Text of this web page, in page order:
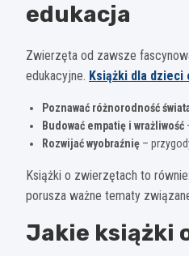
edukacja
Zwierzęta od zawsze
edukacyjne. Książki dla
Poznawać różnorodność
Budować empatię i wrażliwość
Rozwijać wyobraźnię –
Książki o zwierzętach to
porusza ważne tematy
Jakie książki